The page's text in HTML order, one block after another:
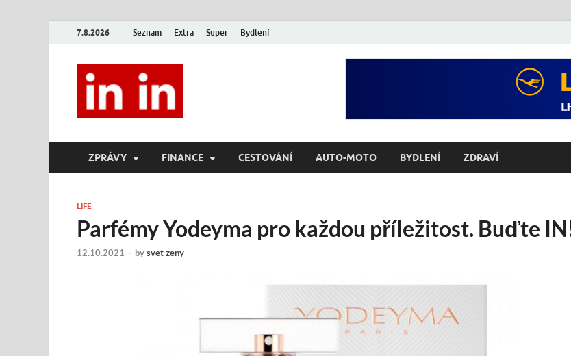
7.8.2026 Seznam Extra Super Bydlení
ZPRÁVY FINANCE CESTOVÁNÍ AUTO-MOTO BYDLENÍ ZDRAVÍ
LIFE
Parfémy Yodeyma pro každou příležitost. Buďte
12.10.2021 - bysvet zeny